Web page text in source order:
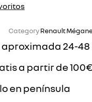
CategoryRenault
24-48
a partir de
en península